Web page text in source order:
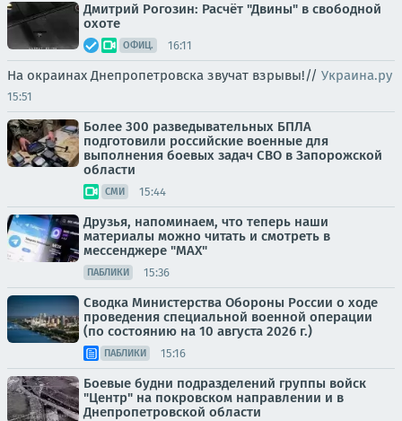
Дмитрий Рогозин: Расчёт "Двины" в свободной
охоте
ОФИЦ. 16:11
На окраинах Днепропетровска звучат взрывы!// Украина.ру
15:51
Более 300 разведывательных БПЛА
подготовили российские военные для
выполнения боевых задач СВО в Запорожской
области
СМИ 15:44
Друзья, напоминаем, что теперь наши
материалы можно читать и смотреть в
мессенджере "МАХ"
ПАБЛИКИ 15:36
Сводка Министерства Обороны России о ходе
проведения специальной военной операции
(по состоянию на 10 августа 2026 г.)
ПАБЛИКИ 15:16
Боевые будни подразделений группы войск
"Центр" на покровском направлении и в
Днепропетровской области